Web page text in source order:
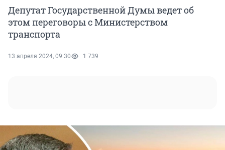
Депутат Государственной Думы ведет об
этом переговоры с Министерством
транспорта
13 апреля 2024, 09:30 1 739